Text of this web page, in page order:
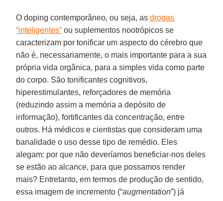
O doping contemporâneo, ou seja, asdrogas
“inteligentes” ou suplementos nootrópicos se
caracterizam por tonificar um aspecto do cérebro que
não é, necessariamente, o mais importante para a sua
própria vida orgânica, para a simples vida como parte
do corpo. São tonificantes cognitivos,
hiperestimulantes, reforçadores de memória
(reduzindo assim a memória a depósito de
informação), fortificantes da concentração, entre
outros. Há médicos e cientistas que consideram uma
banalidade o uso desse tipo de remédio. Eles
alegam: por que não deveríamos beneficiar-nos deles
se estão ao alcance, para que possamos render
mais? Entretanto, em termos de produção de sentido,
essa imagem de incremento (“augmentation”) já